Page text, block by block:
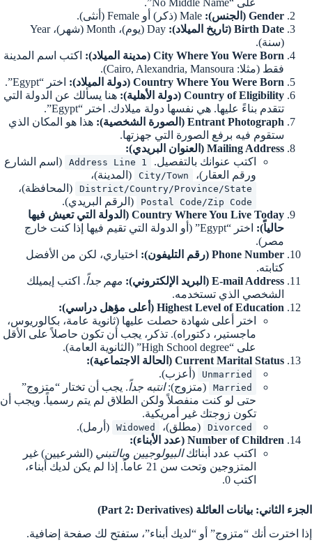
Gender (الجنس):
Birth Date (تاريخ الميلاد):
Day (يوم)، Month (شهر)، Year
(سنة).
City Where You Were Born (مدينة الميلاد):
اكتب اسم المدينة
فقط (مثلا: Cairo, Alexandria, Mansoura).
Country Where You Were Born (دولة الميلاد):
اختر “Egypt”.
Country of Eligibility (دولة الأهلية):
هنا يسألك عن الدولة التي
تتقدم بناءً عليها. هي نفسها دولة ميلادك. اختر “Egypt”.
Entrant Photograph (الصورة الشخصية):
هذا هو المكان الذي
ستقوم فيه برفع الصورة التي جهزتها.
Mailing Address (العنوان البريدي):
اكتب عنوانك بالتفصيل.
Address Line 1
(اسم الشارع
ورقم العقار)،
City/Town (المدينة)،
District/Country/Province/State (المحافظة)،
Postal Code/Zip Code
(الرقم البريدي).
Country Where You Live Today (الدولة التي تعيش فيها
حالياً):
اختر “Egypt” (أو الدولة التي تقيم فيها إذا كنت خارج
مصر).
Phone Number (رقم التليفون):
اختياري، لكن من الأفضل
كتابته.
E-mail Address (البريد الإلكتروني):
مهم جداً. اكتب إيميلك
الشخصي الذي تستخدمه.
Highest Level of Education (أعلى مؤهل دراسي):
اختر أعلى شهادة حصلت عليها (ثانوية عامة، بكالوريوس،
ماجستير، دكتوراه). تذكر، يجب أن تكون حاصلاً على الأقل
على “High School degree” (الثانوية العامة).
Current Marital Status (الحالة الاجتماعية):
Unmarried (أعزب).
Married (متزوج):انتبه جداً. يجب أن تختار “متزوج”
حتى لو كنت منفصلاً ولكن الطلاق لم يتم رسمياً. ويجب أن
تكون زوجتك غير أمريكية.
Divorced (مطلق)، Widowed
(أرمل).
Number of Children (عدد الأبناء):
اكتب عدد أبنائكالبيولوجيين وبالتبني (الشرعيين) غير
المتزوجين وتحت سن 21 عاماً. إذا لم يكن لديك أبناء،
اكتب 0.
الجزء الثاني: بيانات العائلة (Part 2: Derivatives)
إذا اخترت أنك “متزوج” أو “لديك أبناء”، ستفتح لك صفحة إضافية.